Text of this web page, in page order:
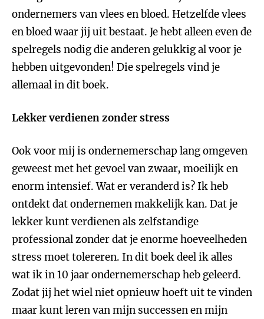
ondernemers van vlees en bloed. Hetzelfde vlees
en bloed waar jij uit bestaat. Je hebt alleen even de
spelregels nodig die anderen gelukkig al voor je
hebben uitgevonden! Die spelregels vind je
allemaal in dit boek.
Lekker verdienen zonder stress
Ook voor mij is ondernemerschap lang omgeven
geweest met het gevoel van zwaar, moeilijk en
enorm intensief. Wat er veranderd is? Ik heb
ontdekt dat ondernemen makkelijk kan. Dat je
lekker kunt verdienen als zelfstandige
professional zonder dat je enorme hoeveelheden
stress moet tolereren. In dit boek deel ik alles
wat ik in 10 jaar ondernemerschap heb geleerd.
Zodat jij het wiel niet opnieuw hoeft uit te vinden
maar kunt leren van mijn successen en mijn